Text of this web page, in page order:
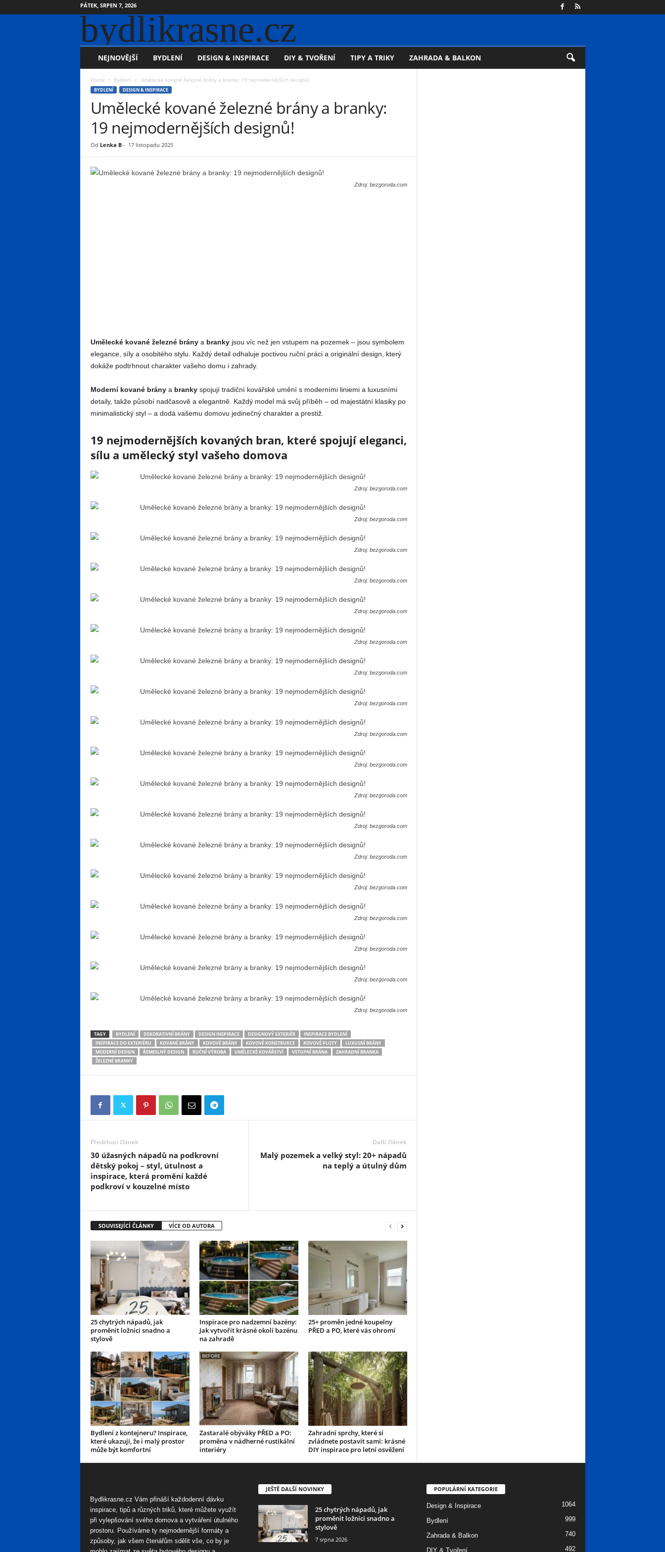
PÁTEK, SRPEN 7, 2026
bydlikrasne.cz
NEJNOVĚJŠÍ BYDLENÍ DESIGN & INSPIRACE DIY & TVOŘENÍ TIPY A TRIKY ZAHRADA & BALKON
Domů Bydlení Umělecké kované železné brány a branky: 19 nejmodernějších designů!
BYDLENÍ DESIGN & INSPIRACE
Umělecké kované železné brány a branky:
19 nejmodernějších designů!
Od Lenka B- 17 listopadu 2025
Zdroj: bezgoroda.com
Umělecké kované železné brány a branky jsou víc než jen vstupem na pozemek – jsou symbolem
elegance, síly a osobitého stylu. Každý detail odhaluje poctivou ruční práci a originální design, který
dokáže podtrhnout charakter vašeho domu i zahrady.
Moderní kované brány a brankyspojují tradiční kovářské umění s moderními liniemi a luxusními
detaily, takže působí nadčasově a elegantně. Každý model má svůj příběh – od majestátní klasiky po
minimalistický styl – a dodá vašemu domovu jedinečný charakter a prestiž.
19 nejmodernějších kovaných bran, které spojují eleganci,
sílu a umělecký styl vašeho domova
Zdroj: bezgoroda.com
Zdroj: bezgoroda.com
Zdroj: bezgoroda.com
Zdroj: bezgoroda.com
Zdroj: bezgoroda.com
Zdroj: bezgoroda.com
Zdroj: bezgoroda.com
Zdroj: bezgoroda.com
Zdroj: bezgoroda.com
Zdroj: bezgoroda.com
Zdroj: bezgoroda.com
Zdroj: bezgoroda.com
Zdroj: bezgoroda.com
Zdroj: bezgoroda.com
Zdroj: bezgoroda.com
Zdroj: bezgoroda.com
Zdroj: bezgoroda.com
Zdroj: bezgoroda.com
TAGY BYDLENÍ DEKORATIVNÍ BRÁNY DESIGN INSPIRACE DESIGNOVÝ EXTERIÉR
INSPIRACE BYDLENÍ
INSPIRACE DO EXTERIÉRU
KOVANÉ BRÁNY KOVOVÉ BRÁNY KOVOVÉ KONSTRUKCE KOVOVÉ PLOTY
LUXUSNÍ BRÁNY
MODERNÍ DESIGN
ŘEMESLNÝ DESIGN RUČNÍ VÝROBA UMĚLECKÉ KOVÁŘSTVÍ VSTUPNÍ BRÁNA
ZAHRADNÍ BRANKA
ŽELEZNÉ BRANKY
Předchozí článek
30 úžasných nápadů na podkrovní
dětský pokoj – styl, útulnost a
inspirace, která promění každé
podkroví v kouzelné místo
Další článek
Malý pozemek a velký styl: 20+ nápadů
na teplý a útulný dům
SOUVISEJÍCÍ ČLÁNKY VÍCE OD AUTORA
25 chytrých nápadů, jak
proměnit ložnici snadno a
stylově
Inspirace pro nadzemní bazény:
Jak vytvořit krásné okolí bazénu
na zahradě
25+ proměn jedné koupelny
PŘED a PO, které vás ohromí
Bydlení z kontejneru? Inspirace,
které ukazují, že i malý prostor
může být komfortní
Zastaralé obýváky PŘED a PO:
proměna v nádherné rustikální
interiéry
Zahradní sprchy, které si
zvládnete postavit sami: krásné
DIY inspirace pro letní osvěžení
Bydlikrasne.cz Vám přináší každodenní dávku
inspirace, tipů a různých triků, které můžete využít
při vylepšování svého domova a vytváření útulného
prostoru. Používáme ty nejmodernější formáty a
způsoby, jak všem čtenářům sdělit vše, co by je
JEŠTĚ DALŠÍ NOVINKY
25 chytrých nápadů, jak
proměnit ložnici snadno a
stylově
7 srpna 2026
POPULÁRNÍ KATEGORIE
Design & Inspirace 1064
Bydlení 999
Zahrada & Balkon 740
DIY & Tvoření 492